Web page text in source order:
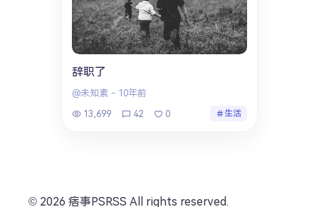
辞职了
@未知素 - 10年前
13,699
42 0 生活
© 2026 痞事PSRSS All rights reserved.